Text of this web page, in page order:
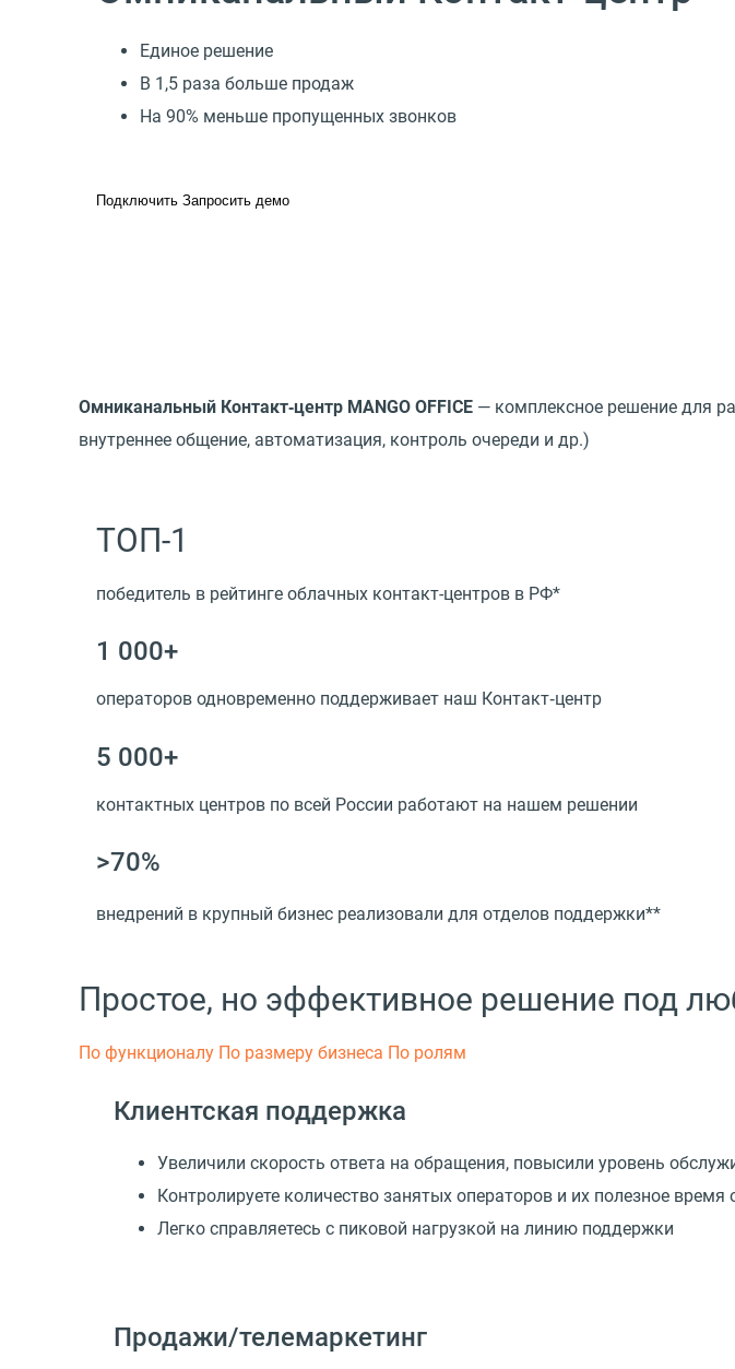
Единое решение
В 1,5 раза больше продаж
На 90% меньше пропущенных звонков
Подключить Запросить демо
Омниканальный Контакт‑центр MANGO OFFICE — комплексное решение для
внутреннее общение, автоматизация, контроль очереди и др.)
ТОП-1
победитель в рейтинге облачных контакт-центров в РФ*
1 000+
операторов одновременно поддерживает наш Контакт‑центр
5 000+
контактных центров по всей России работают на нашем решении
>70%
внедрений в крупный бизнес реализовали для отделов поддержки**
Простое, но эффективное решение под
По функционалу По размеру бизнеса По ролям
Клиентская поддержка
Увеличили скорость ответа на обращения, повысили уровень
Контролируете количество занятых операторов и их полезное время
Легко справляетесь с пиковой нагрузкой на линию поддержки
Продажи/телемаркетинг